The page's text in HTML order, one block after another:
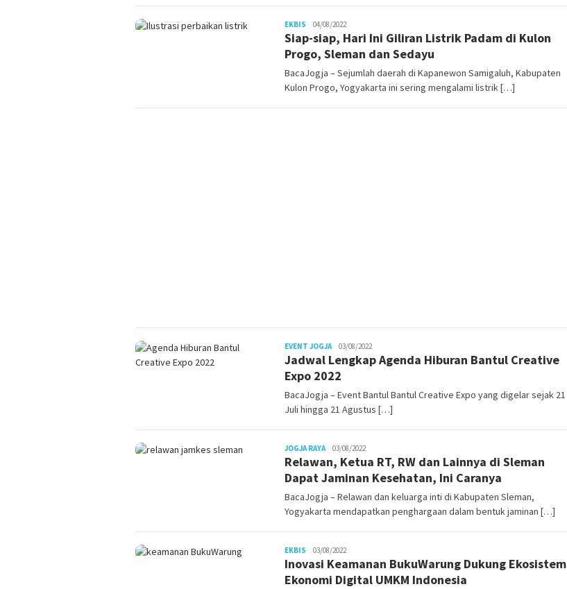
EKBIS Juno
04/08/2022
Siap-siap, Hari Ini Giliran Listrik Padam di Kulon
Progo, Sleman dan Sedayu
BacaJogja – Sejumlah daerah di Kapanewon Samigaluh, Kabupaten
Kulon Progo, Yogyakarta ini sering mengalami listrik […]
EVENT JOGJAJuno03/08/2022
Jadwal Lengkap Agenda Hiburan Bantul Creative
Expo 2022
BacaJogja – Event Bantul Bantul Creative Expo yang digelar sejak 21
Juli hingga 21 Agustus […]
JOGJA RAYAJuno03/08/2022
Relawan, Ketua RT, RW dan Lainnya di Sleman
Dapat Jaminan Kesehatan, Ini Caranya
BacaJogja – Relawan dan keluarga inti di Kabupaten Sleman,
Yogyakarta mendapatkan penghargaan dalam bentuk jaminan […]
EKBIS Juno
03/08/2022
Inovasi Keamanan BukuWarung Dukung Ekosistem
Ekonomi Digital UMKM Indonesia